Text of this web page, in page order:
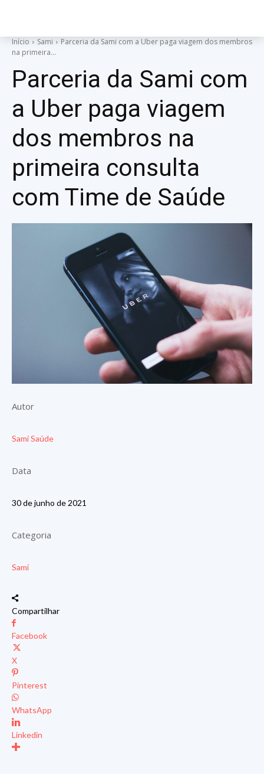
Início Sami
Parceria da Sami com a Uber paga viagem dos membros
na primeira...
Parceria da Sami com
a Uber paga viagem
dos membros na
primeira consulta
com Time de Saúde
Autor
Sami Saúde
Data
30 de junho de 2021
Categoria
Sami
Compartilhar
Facebook
X
Pinterest
WhatsApp
Linkedin